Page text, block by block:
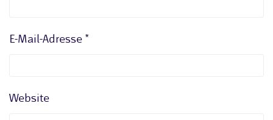
E-Mail-Adresse *
Website